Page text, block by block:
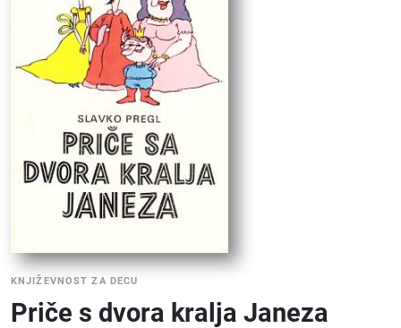
KNJIŽEVNOST ZA DECU
Priče s dvora kralja Janeza